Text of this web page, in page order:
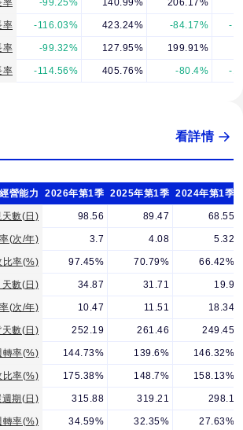
率 -99.25% 140.99% 206.17%
率 -116.03% 423.24% -84.17% -
率 -99.32% 127.95% 199.91%
率 -114.56% 405.76% -80.4% -
看詳情
經營能力 2026年第1季 2025年第1季 2024年第1季
天數(日) 98.56 89.47 68.55
(次/年) 3.7 4.08 5.32
比率(%) 97.45% 70.79% 66.42%
天數(日) 34.87 31.71 19.9
(次/年) 10.47 11.51 18.34
天數(日) 252.19 261.46 249.45
轉率(%) 144.73% 139.6% 146.32%
比率(%) 175.38% 148.7% 158.13%
週期(日) 315.88 319.21 298.1
轉率(%) 34.59% 32.35% 27.63%